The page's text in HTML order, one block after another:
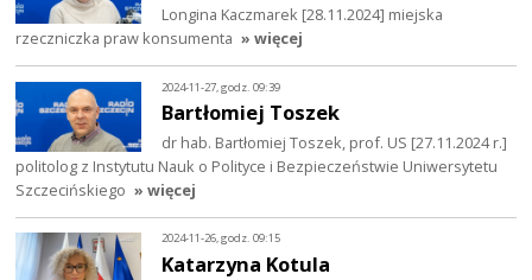
Longina Kaczmarek [28.11.2024] miejska
rzeczniczka praw konsumenta » więcej
2024-11-27, godz. 09:39
Bartłomiej Toszek
dr hab. Bartłomiej Toszek, prof. US [27.11.2024 r.]
politolog z Instytutu Nauk o Polityce i Bezpieczeństwie Uniwersytetu
Szczecińskiego » więcej
2024-11-26, godz. 09:15
Katarzyna Kotula